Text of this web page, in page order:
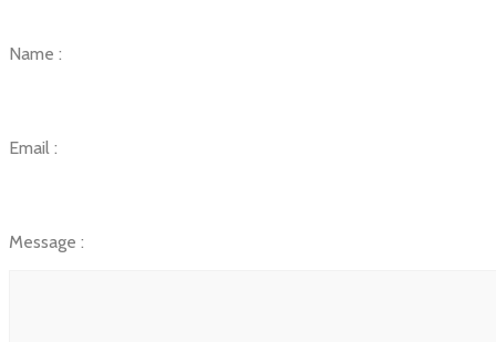
Name :
Email :
Message :